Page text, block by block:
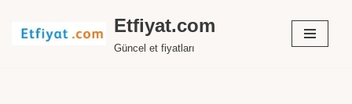
İçeriğe
Etfiyat.com
Güncel et fiyatları